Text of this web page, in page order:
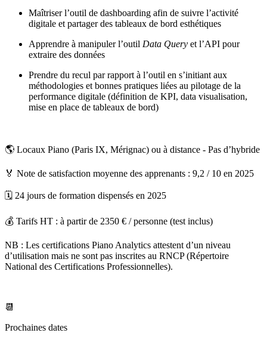
Maîtriser l’outil de dashboarding afin de suivre l’activité
digitale et partager des tableaux de bord esthétiques
Apprendre à manipuler l’outil Data Query et l’API pour
extraire des données
Prendre du recul par rapport à l’outil en s’initiant aux
méthodologies et bonnes pratiques liées au pilotage de la
performance digitale (définition de KPI, data visualisation,
mise en place de tableaux de bord)
🌎 Locaux Piano (Paris IX, Mérignac) ou à distance - Pas d’hybride
🏅 Note de satisfaction moyenne des apprenants : 9,2 / 10 en 2025
🗓️ 24 jours de formation dispensés en 2025
💰 Tarifs HT : à partir de 2350 € / personne (test inclus)
NB : Les certifications Piano Analytics attestent d’un niveau
d’utilisation mais ne sont pas inscrites au RNCP (Répertoire
National des Certifications Professionnelles).
📆
Prochaines dates